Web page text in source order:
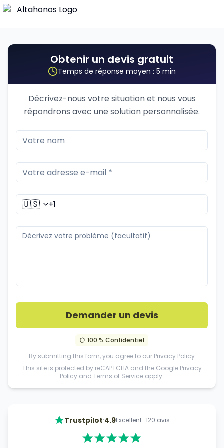
Obtenir un devis gratuit
Temps de réponse moyen : 5 min
Décrivez-nous votre situation et nous vous
répondrons avec une solution personnalisée.
🇺🇸
Demander un devis
100 % Confidentiel
By submitting this form, you agree to our Privacy Policy
This site is protected by reCAPTCHA and the Google Privacy
Policy and Terms of Service apply.
Trustpilot·4.9Excellent·120 avis